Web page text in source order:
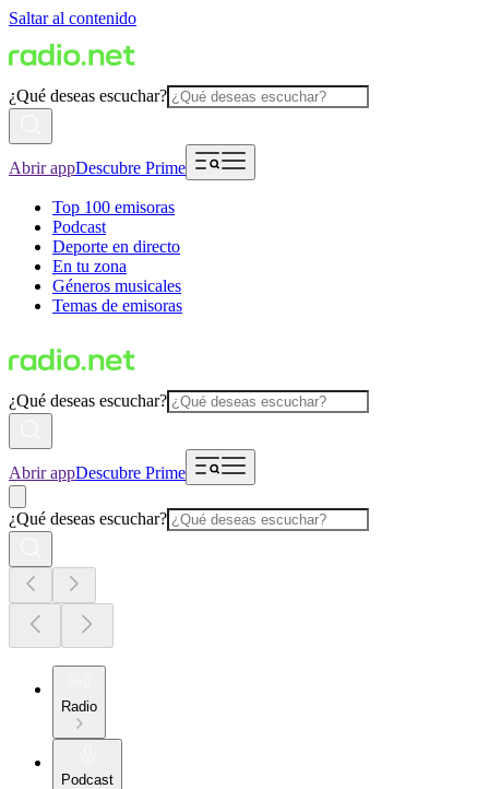
Saltar al contenido
¿Qué deseas escuchar?
Abrir appDescubre Prime
Top 100 emisoras
Podcast
Deporte en directo
En tu zona
Géneros musicales
Temas de emisoras
¿Qué deseas escuchar?
Abrir appDescubre Prime
¿Qué deseas escuchar?
Radio
Podcast